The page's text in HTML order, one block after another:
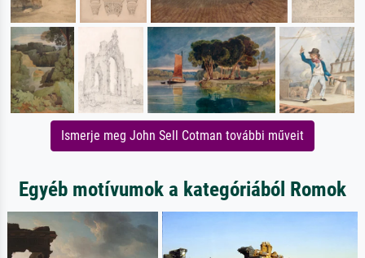
Ismerje meg John Sell Cotman további műveit
Egyéb motívumok a kategóriából Romok